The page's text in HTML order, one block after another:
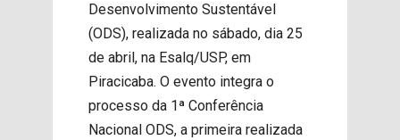
Desenvolvimento Sustentável
(ODS), realizada no sábado, dia 25
de abril, na Esalq/USP, em
Piracicaba. O evento integra o
processo da 1ª Conferência
Nacional ODS, a primeira realizada